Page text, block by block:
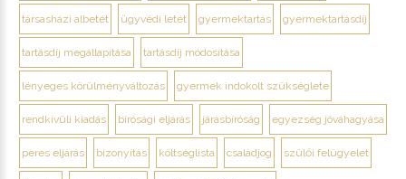
társasházi albetét ügyvédi letét gyermektartás gyermektartásdíj
tartásdíj megállapítása tartásdíj módosítása
lényeges körülményváltozás gyermek indokolt szükséglete
rendkívüli kiadás bírósági eljárás járásbíróság egyezség jóváhagyása
peres eljárás bizonyítás költséglista családjog szülői felügyelet